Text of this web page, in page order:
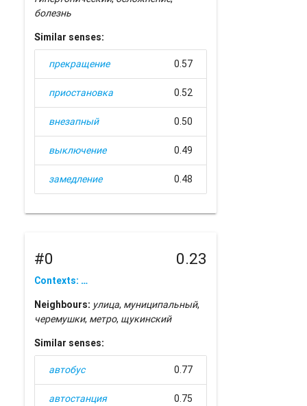
болезнь
Similar senses:
прекращение 0.57
приостановка 0.52
внезапный 0.50
выключение 0.49
замедление 0.48
#0 0.23
Contexts: …
Neighbours: улица, муниципальный,
черемушки, метро, щукинский
Similar senses:
автобус 0.77
автостанция 0.75